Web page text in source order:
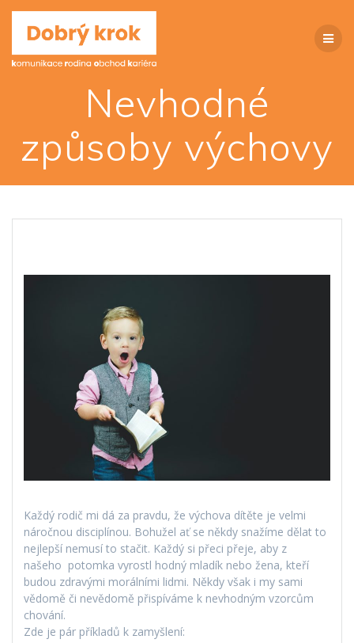
Nevhodné
způsoby výchovy
Každý rodič mi dá za pravdu, že výchova dítěte je velmi
náročnou disciplínou. Bohužel ať se někdy snažíme dělat to
nejlepší nemusí to stačit. Každý si přeci přeje, aby z
našeho potomka vyrostl hodný mladík nebo žena, kteří
budou zdravými morálními lidmi. Někdy však i my sami
vědomě či nevědomě přispíváme k nevhodným vzorcům
chování.
Zde je pár příkladů k zamyšlení: